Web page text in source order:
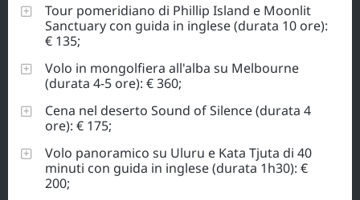
Tour pomeridiano di Phillip Island e Moonlit
Sanctuary con guida in inglese (durata 10 ore):
€ 135;
Volo in mongolfiera all'alba su Melbourne
(durata 4-5 ore): € 360;
Cena nel deserto Sound of Silence (durata 4
ore): € 175;
Volo panoramico su Uluru e Kata Tjuta di 40
minuti con guida in inglese (durata 1h30): €
200;